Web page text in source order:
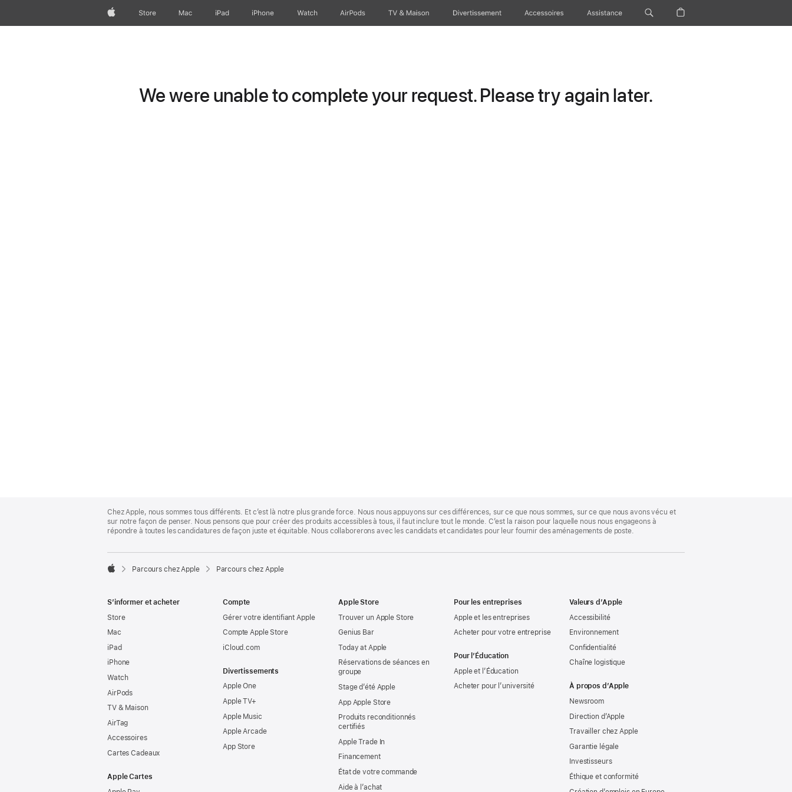
AppleStore Mac iPad iPhone Watch AirPods TV & Maison Divertissements Accessoires Assistance
We were unable to complete your request. Please try again later.
Footer
Chez Apple, nous sommes tous différents. Et c’est là notre plus grande force. Nous nous appuyons sur ces différences, sur ce que nous sommes, sur ce que nous avons vécu et
sur notre façon de penser. Nous pensons que pour créer des produits accessibles à tous, il faut inclure tout le monde. C’est la raison pour laquelle nous nous engageons à
répondre à toutes les candidatures de façon juste et équitable. Nous collaborerons avec les candidats et candidates pour leur fournir des aménagements de poste.

Parcours chez Apple Parcours chez Apple
S’informer et acheter
Store
Mac
iPad
iPhone
Watch
AirPods
TV & Maison
AirTag
Accessoires
Cartes Cadeaux
Apple Cartes
Compte
Gérer votre identifiant Apple
Compte Apple Store
iCloud.com
Divertissements
Apple One
Apple TV+
Apple Music
Apple Arcade
App Store
Apple Store
Trouver un Apple Store
Genius Bar
Today at Apple
Réservations de séances en
groupe
Stage d’été Apple
App Apple Store
Produits reconditionnés
certifiés
Apple Trade In
Financement
État de votre commande
Aide à l’achat
Pour les entreprises
Apple et les entreprises
Acheter pour votre entreprise
Pour l’Éducation
Apple et l’Éducation
Acheter pour l’université
Valeurs d’Apple
Accessibilité
Environnement
Confidentialité
Chaîne logistique
À propos d’Apple
Newsroom
Direction d’Apple
Travailler chez Apple
Garantie légale
Investisseurs
Éthique et conformité